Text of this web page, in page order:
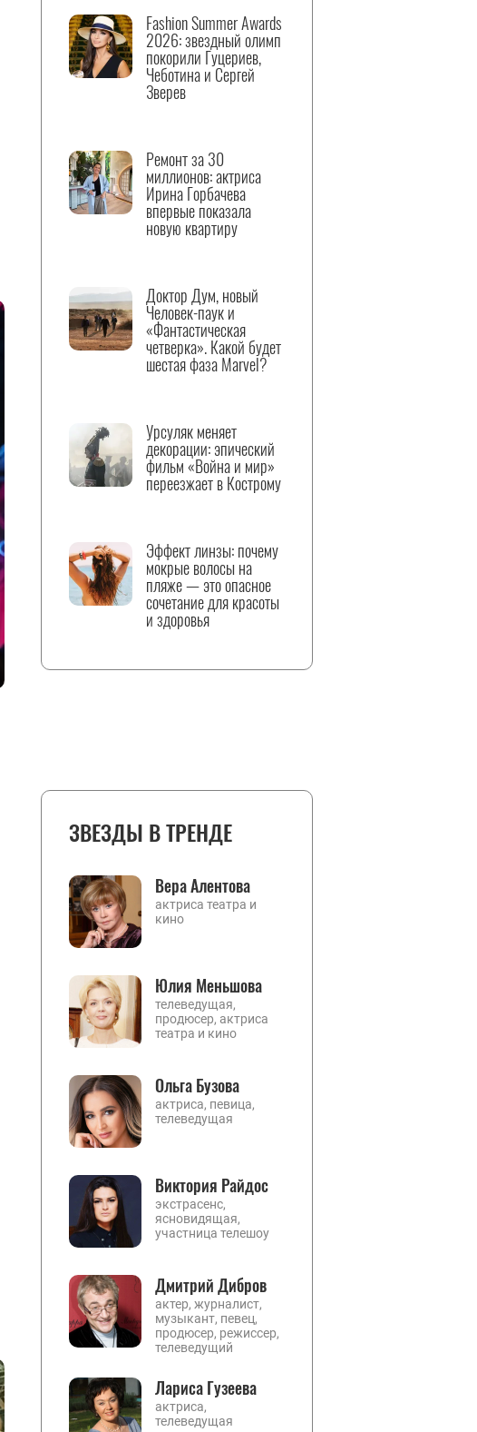
Fashion Summer Awards
2026: звездный олимп
покорили Гуцериев,
Чеботина и Сергей
Зверев
Ремонт за 30
миллионов: актриса
Ирина Горбачева
впервые показала
новую квартиру
Доктор Дум, новый
Человек-паук и
«Фантастическая
четверка». Какой будет
шестая фаза Marvel?
Урсуляк меняет
декорации: эпический
фильм «Война и мир»
переезжает в Кострому
Эффект линзы: почему
мокрые волосы на
пляже — это опасное
сочетание для красоты
и здоровья
ЗВЕЗДЫ В ТРЕНДЕ
Вера Алентова
актриса театра и
кино
Юлия Меньшова
телеведущая,
продюсер, актриса
театра и кино
Ольга Бузова
актриса, певица,
телеведущая
Виктория Райдос
экстрасенс,
ясновидящая,
участница телешоу
Дмитрий Дибров
актер, журналист,
музыкант, певец,
продюсер, режиссер,
телеведущий
Лариса Гузеева
актриса,
телеведущая